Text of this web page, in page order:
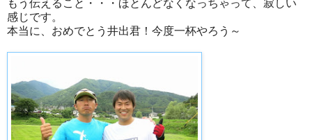
もう伝えること・・・ほとんどなくなっちゃって、寂しい
感じです。
本当に、おめでとう井出君！今度一杯やろう～